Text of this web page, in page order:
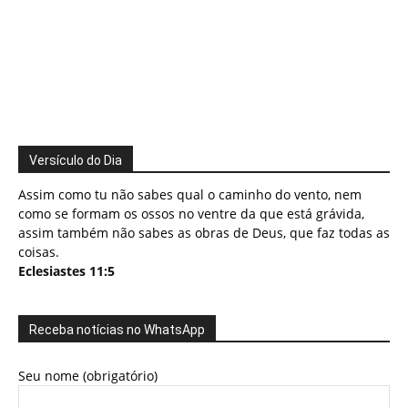
Versículo do Dia
Assim como tu não sabes qual o caminho do vento, nem
como se formam os ossos no ventre da que está grávida,
assim também não sabes as obras de Deus, que faz todas as
coisas.
Eclesiastes 11:5
Receba notícias no WhatsApp
Seu nome (obrigatório)